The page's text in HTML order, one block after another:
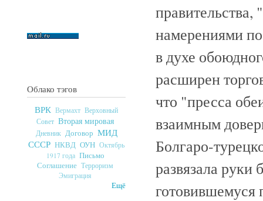
Облако тэгов
ВРК Вермахт Верховный
Совет Вторая мировая
Дневник Договор МИД
СССР НКВД ОУН Октябрь
1917 года Письмо
Соглашение Терроризм
Эмиграция
Ещё
намерениями
в духе
расширен
что "пресса
взаимным
Болгаро-
развязала руки
готовившемуся